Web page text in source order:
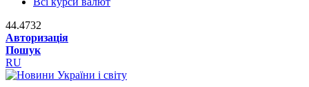
44.4732
Авторизація
Пошук
RU